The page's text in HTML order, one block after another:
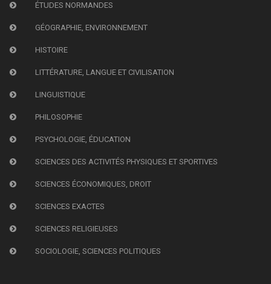
ÉTUDES NORMANDES
GÉOGRAPHIE, ENVIRONNEMENT
HISTOIRE
LITTÉRATURE, LANGUE ET CIVILISATION
LINGUISTIQUE
PHILOSOPHIE
PSYCHOLOGIE, ÉDUCATION
SCIENCES DES ACTIVITÉS PHYSIQUES ET SPORTIVES
SCIENCES ÉCONOMIQUES, DROIT
SCIENCES EXACTES
SCIENCES RELIGIEUSES
SOCIOLOGIE, SCIENCES POLITIQUES